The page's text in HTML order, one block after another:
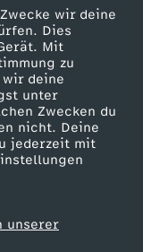
wir deine
Dies
Mit
zu
deine
unter
Zwecken du
nicht. Deine
jederzeit mit
unserer